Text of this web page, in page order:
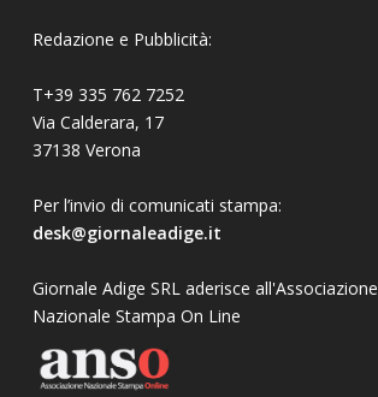
Redazione e Pubblicità:
T+39 335 762 7252
Via Calderara, 17
37138 Verona
Per l’invio di comunicati stampa:
desk@giornaleadige.it
Giornale Adige SRL aderisce all'Associazione
Nazionale Stampa On Line